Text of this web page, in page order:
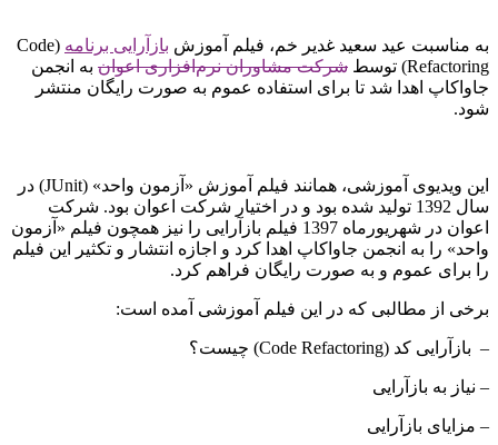
به مناسبت عید سعید غدیر خم، فیلم آموزش بازآرایی برنامه (Code
Refactoring) توسط
شرکت مشاوران نرم‌افزاری اعوان به انجمن
جاواکاپ اهدا شد تا برای استفاده عموم به صورت رایگان منتشر
شود.
این ویدیوی آموزشی، همانند فیلم آموزش «آزمون واحد» (JUnit) در
سال 1392 تولید شده بود و در اختیار شرکت اعوان بود. شرکت
اعوان در شهریورماه 1397 فیلم بازآرایی را نیز همچون فیلم «آزمون
واحد» را به انجمن جاواکاپ اهدا کرد و اجازه انتشار و تکثیر این فیلم
را برای عموم و به صورت رایگان فراهم کرد.
برخی از مطالبی که در این فیلم آموزشی آمده است:
– بازآرایی کد (Code Refactoring) چیست؟
– نیاز به بازآرایی
– مزایای بازآرایی